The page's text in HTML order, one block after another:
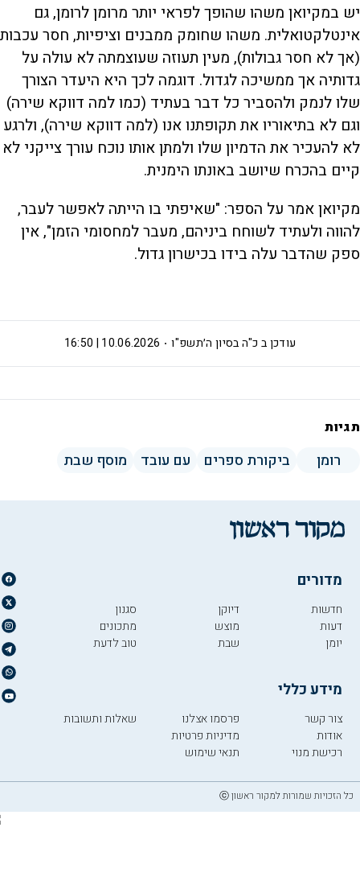
יש במקיואן משהו שהופך לפראי יותר מרומן לרומן, גם
אינטלקטואלית. משהו שחומק ממבנים וציפיות, חסר עכבות
(אך לא חסר גבולות), מעין תעוזה שעוצמתה לא עולה על
גדותיה אך ממשיכה לגדול. דוגמה לכך היא היעדר הצורך
שלו לנמק ולהסביר כל דבר בעתיד (כמו למה דווקא שירה)
וגם לא בתיאוריו את תקופתנו אנו (למה דווקא שירה), ולרגע
לא להעכיר את הדמיון שלו ולמתן אותו נוכח עורך צייקני לא
קיים בהכרח שיושב באונתו הימנית.
מקיואן אמר על הספר: "שאיפתי בו הייתה לאפשר לעבר,
להווה ולעתיד לשוחח ביניהם, מעבר למחסומי הזמן", אין
ספק שהדבר עלה בידו בכישרון גדול.
כ"ה בסיון ה׳תשפ"ו 10.06.2026 | 16:50 עודכן ב
תגיות
רומן ביקורת ספרים עם עובד מוסף שבת
מדורים
חדשות
דעות
יומן
דיוקן
מוצש
שבת
סגנון
מתכונים
טוב לדעת
מידע כללי
צור קשר
אודות
רכישת מנוי
פרסמו אצלנו
מדיניות פרטיות
תנאי שימוש
שאלות ותשובות
כל הזכויות שמורות למקור ראשון ⓒ